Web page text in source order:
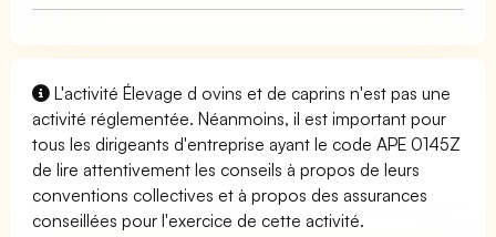
L'activité Élevage d ovins et de caprins n'est pas une
activité réglementée. Néanmoins, il est important pour
tous les dirigeants d'entreprise ayant le code APE 0145Z
de lire attentivement les conseils à propos de leurs
conventions collectives et à propos des assurances
conseillées pour l'exercice de cette activité.